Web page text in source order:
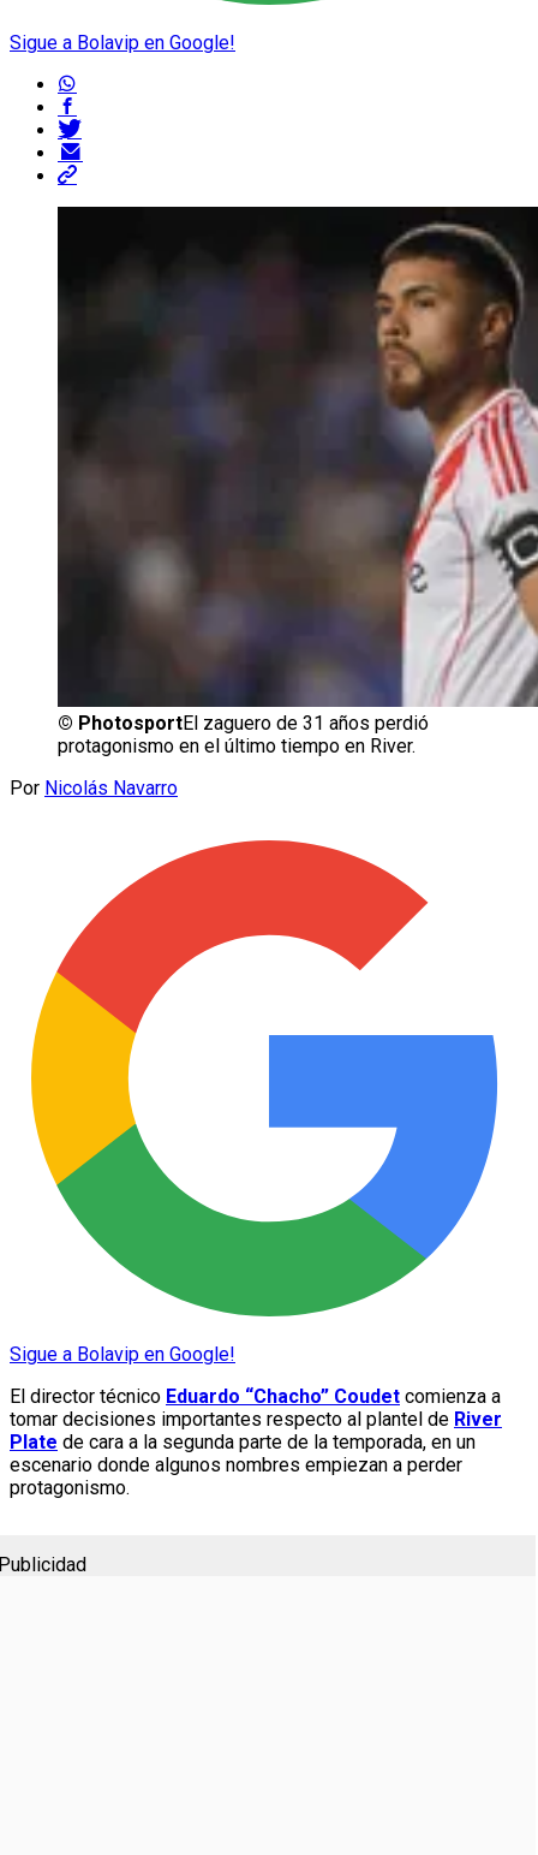
Sigue a Bolavip en Google!
© PhotosportEl zaguero de 31 años perdió
protagonismo en el último tiempo en River.
Por Nicolás Navarro
Sigue a Bolavip en Google!
El director técnico Eduardo “Chacho” Coudet comienza a
tomar decisiones importantes respecto al plantel de River
Plate de cara a la segunda parte de la temporada, en un
escenario donde algunos nombres empiezan a perder
protagonismo.